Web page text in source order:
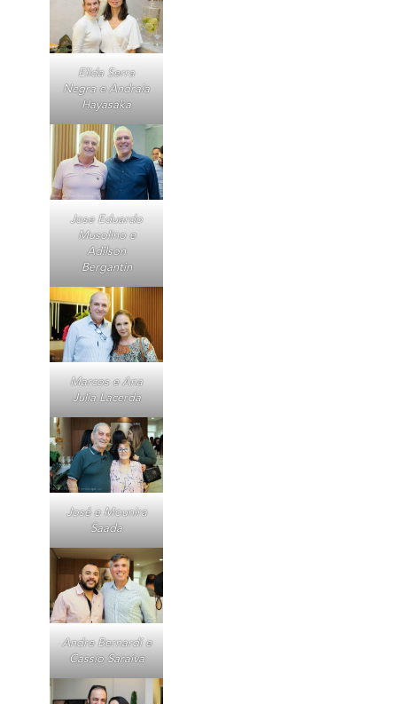
Elida Serra
Negra e Andraia
Hayasaka
Jose Eduardo
Musolino e
Adilson
Bergantin
Marcos e Ana
Julia Lacerda
José e Mounira
Saada
Andre Bernardi e
Cassio Saraiva